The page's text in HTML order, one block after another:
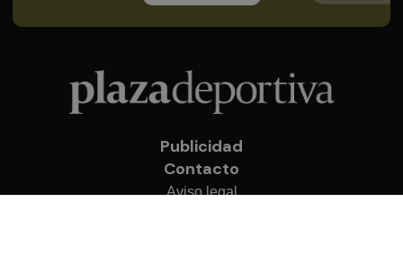
Publicidad
Contacto
Aviso legal